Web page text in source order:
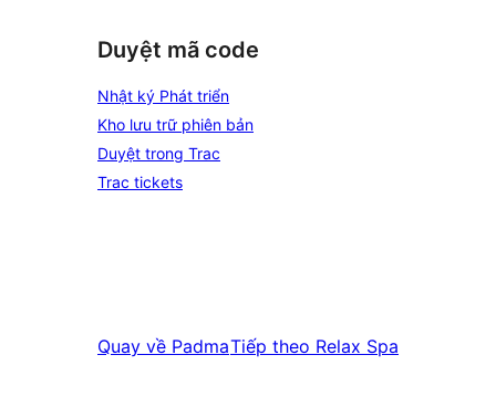
Duyệt mã code
Nhật ký Phát triển
Kho lưu trữ phiên bản
Duyệt trong Trac
Trac tickets
Quay về PadmaTiếp theo Relax Spa